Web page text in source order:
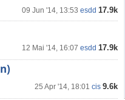
09 Jun '14, 13:53 esdd 17.9k
12 Mai '14, 16:07 esdd 17.9k
25 Apr '14, 18:01 cis 9.6k